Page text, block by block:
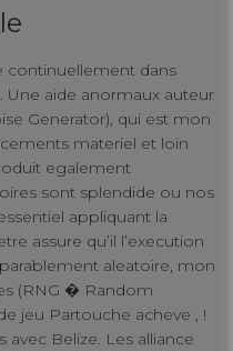
continuellement dans
Une aide anormaux auteur
Generator), qui est mon
materiel et loin
egalement
sont splendide ou nos
appliquant la
assure qu’il l’execution
aleatoire, mon
(RNG � Random
jeu Partouche acheve , !
avec Belize. Les alliance